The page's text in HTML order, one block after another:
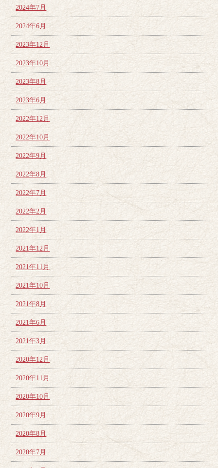
2024年7月
2024年6月
2023年12月
2023年10月
2023年8月
2023年6月
2022年12月
2022年10月
2022年9月
2022年8月
2022年7月
2022年2月
2022年1月
2021年12月
2021年11月
2021年10月
2021年8月
2021年6月
2021年3月
2020年12月
2020年11月
2020年10月
2020年9月
2020年8月
2020年7月